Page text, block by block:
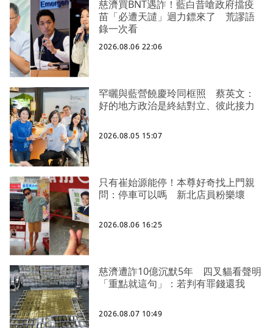
慈濟買BNT遇詐！藍白昔嗆政府擋疫
苗「必遭天譴」迴力鏢來了 荒謬語
錄一次看
2026.08.06 22:06
罕曬與藍營饒慶玲同框照 蔡英文：
好的地方政治是終結對立、彼此接力
2026.08.05 15:07
只有崔始源能停！本尊好奇找上門親
問：停車可以嗎 新北店員粉樂壞
2026.08.06 16:25
慈濟遭詐10億沉默5年 四叉貓看聲明
「重點就這句」：若判有罪錢還我
2026.08.07 10:49